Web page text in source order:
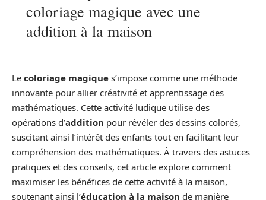
coloriage magique avec une
addition à la maison
Le coloriage magique s’impose comme une méthode
innovante pour allier créativité et apprentissage des
mathématiques. Cette activité ludique utilise des
opérations d’addition pour révéler des dessins colorés,
suscitant ainsi l’intérêt des enfants tout en facilitant leur
compréhension des mathématiques. À travers des astuces
pratiques et des conseils, cet article explore comment
maximiser les bénéfices de cette activité à la maison,
soutenant ainsi l’éducation à la maison de manière